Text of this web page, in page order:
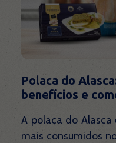
Polaca do
benefícios e
A polaca do Alasca
mais consumidos